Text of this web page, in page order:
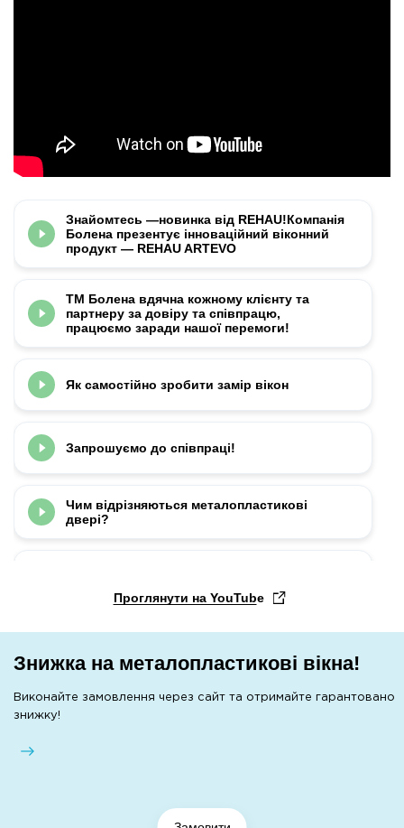
Проглянути на YouTube
Знайомтесь —новинка від REHAU!Компанія
Болена презентує інноваційний віконний
продукт — REHAU ARTEVO
ТМ Болена вдячна кожному клієнту та
партнеру за довіру та співпрацю,
працюємо заради нашої перемоги!
Як самостійно зробити замір вікон
Запрошуємо до співпраці!
Чим відрізняються металопластикові
двері?
Як визначити оригінальність профілю
Переваги металопластикових дверей від
Знижка на металопластикові вікна!
Виконайте замовлення через сайт та отримайте гарантовано
знижку!